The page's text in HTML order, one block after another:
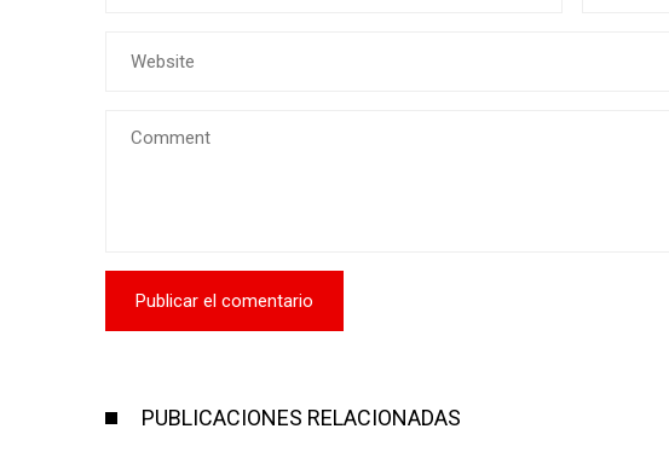
PUBLICACIONES RELACIONADAS